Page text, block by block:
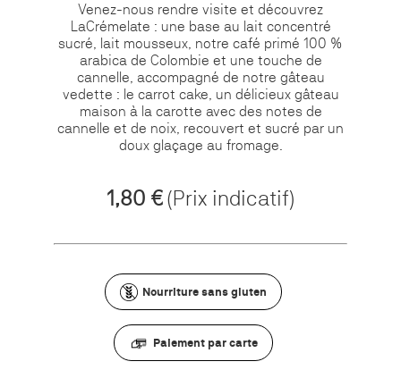
Venez-nous rendre visite et découvrez
LaCrémelate : une base au lait concentré
sucré, lait mousseux, notre café primé 100 %
arabica de Colombie et une touche de
cannelle, accompagné de notre gâteau
vedette : le carrot cake, un délicieux gâteau
maison à la carotte avec des notes de
cannelle et de noix, recouvert et sucré par un
doux glaçage au fromage.
1,80 €(Prix indicatif)
Nourriture sans gluten
Paiement par carte